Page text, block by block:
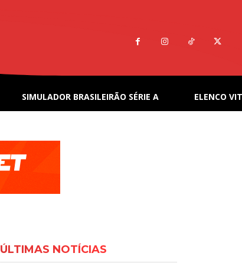
SIMULADOR BRASILEIRÃO SÉRIE A ELENCO
ÚLTIMAS NOTÍCIAS